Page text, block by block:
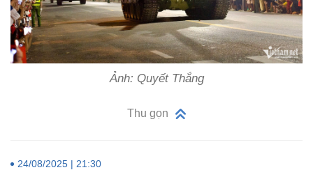
Ảnh: Quyết Thắng
Thu gọn
24/08/2025 | 21:30